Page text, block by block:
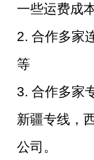
一些运费成本
2. 合作多家
等
3. 合作多家
新疆专线，
公司。